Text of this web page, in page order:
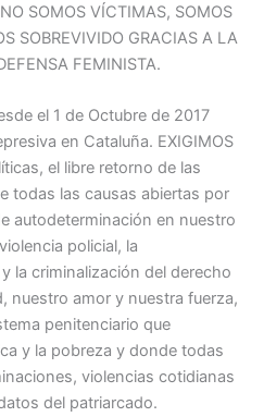
SOMOS VÍCTIMAS, SOMOS
SOBREVIVIDO GRACIAS A LA
FEMINISTA.
el 1 de Octubre de 2017
en Cataluña. EXIGIMOS
el libre retorno de las
todas las causas abiertas por
autodeterminación en nuestro
policial, la
la criminalización del derecho
nuestro amor y nuestra fuerza,
penitenciario que
y la pobreza y donde todas
violencias cotidianas
del patriarcado.